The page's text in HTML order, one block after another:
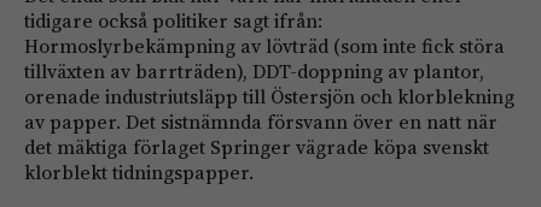
tidigare också politiker sagt ifrån:
Hormoslyrbekämpning av lövträd (som inte fick störa
tillväxten av barrträden), DDT-doppning av plantor,
orenade industriutsläpp till Östersjön och klorblekning
av papper. Det sistnämnda försvann över en natt när
det mäktiga förlaget Springer vägrade köpa svenskt
klorblekt tidningspapper.